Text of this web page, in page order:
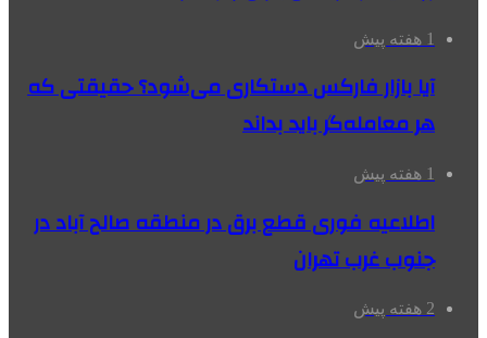
1 هفته پیش
آیا بازار فارکس دستکاری می‌شود؟ حقیقتی که
هر معامله‌گر باید بداند
1 هفته پیش
اطلاعیه فوری قطع برق در منطقه صالح آباد در
جنوب غرب تهران
2 هفته پیش